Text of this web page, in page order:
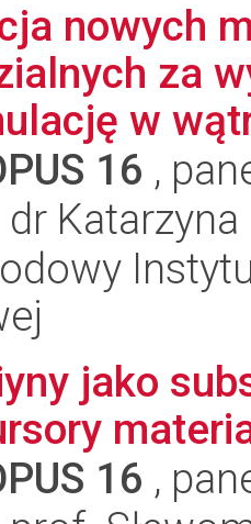
nowych
za
w
16 ,
jako
16 ,